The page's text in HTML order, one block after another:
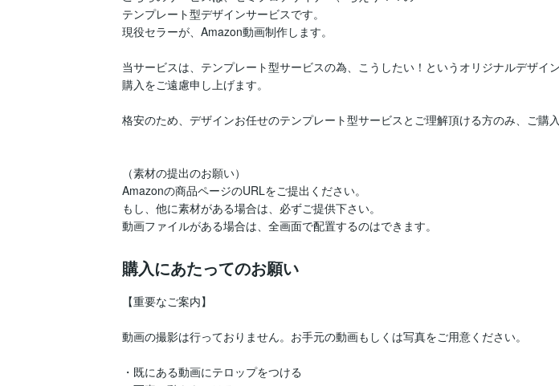
テンプレート型デザインサービスです。
現役セラーが、Amazon動画制作します。
当サービスは、テンプレート型サービスの為、こうしたい！というオリジナルデザイ
購入をご遠慮申し上げます。
格安のため、デザインお任せのテンプレート型サービスとご理解頂ける方のみ、ご購
（素材の提出のお願い）
Amazonの商品ページのURLをご提出ください。
もし、他に素材がある場合は、必ずご提供下さい。
購入にあたってのお願い
【重要なご案内】
動画の撮影は行っておりません。お手元の動画もしくは写真をご用意ください。
・既にある動画にテロップをつける